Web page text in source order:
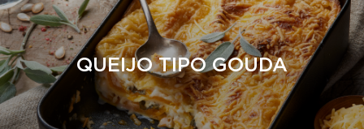
QUEIJO TIPO GOUDA